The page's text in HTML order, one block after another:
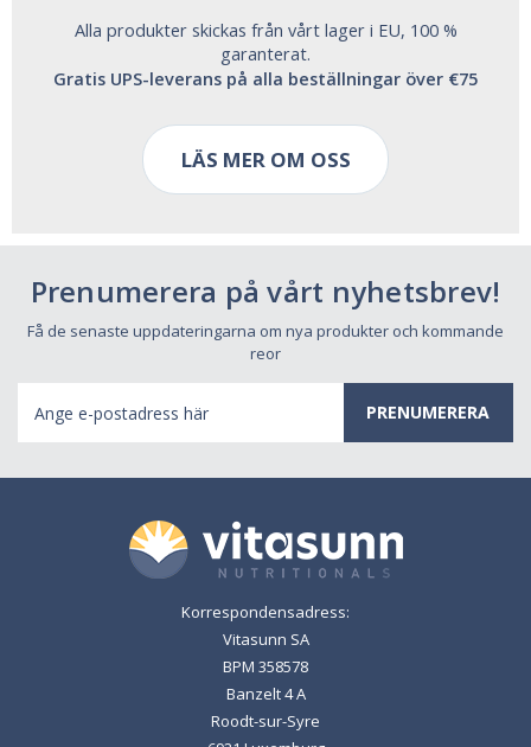
Alla produkter skickas från vårt lager i EU, 100 %
garanterat.
Gratis UPS-leverans på alla beställningar över €75
LÄS MER OM OSS
Prenumerera på vårt nyhetsbrev!
Få de senaste uppdateringarna om nya produkter och kommande
reor
postadress
Korrespondensadress:
Vitasunn SA
BPM 358578
Banzelt 4 A
Roodt-sur-Syre